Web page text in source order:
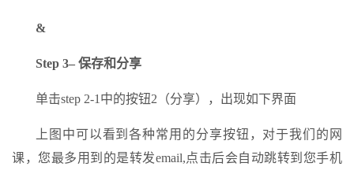
&
Step 3– 保存和分享
单击step 2-1中的按钮2（分享），出现如下界面
上图中可以看到各种常用的分享按钮，对于我们的网
课，您最多用到的是转发email,点击后会自动跳转到您手机